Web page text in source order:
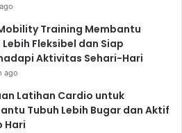
ikan kesukaan Anda dan
kukus seperti brokoli,
dengan
Training Membantu
Lebih Fleksibel dan Siap
Aktivitas Sehari-Hari
ago
Latihan Cardio untuk
Tubuh Lebih Bugar dan Aktif
Hari